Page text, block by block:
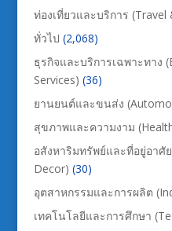
ท่องเที่ยวและบริการ (Travel
ทั่วไป (2,068)
ธุรกิจและบริการเฉพาะทาง
Services) (36)
ยานยนต์และขนส่ง
สุขภาพและความงาม
อสังหาริมทรัพย์และที่อยู่อาศั
Decor) (30)
อุตสาหกรรมและการผลิต
เทคโนโลยีและการศึกษา